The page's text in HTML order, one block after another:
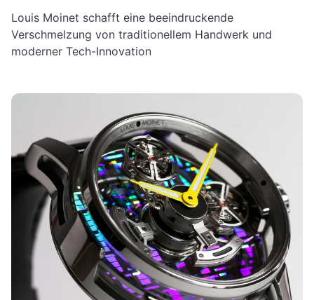
Louis Moinet schafft eine beeindruckende
Verschmelzung von traditionellem Handwerk und
moderner Tech-Innovation